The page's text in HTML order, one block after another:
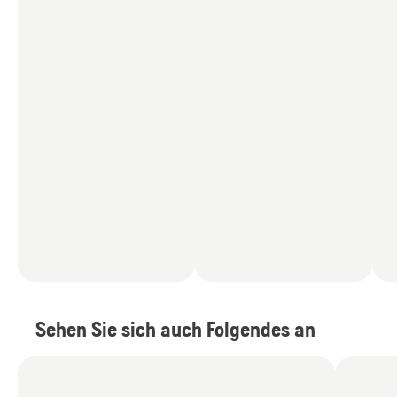
Sehen Sie sich auch Folgendes an